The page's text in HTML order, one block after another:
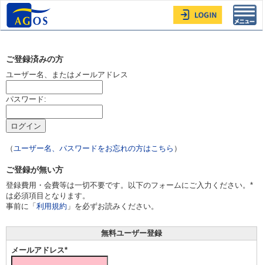
ご登録済みの方
ユーザー名、またはメールアドレス
パスワード:
（ユーザー名、パスワードをお忘れの方はこちら ）
ご登録が無い方
登録費用・会費等は一切不要です。以下のフォームにご入力ください。*
は必須項目となります。
事前に「 利用規約 」を必ずお読みください。
無料ユーザー登録
メールアドレス*